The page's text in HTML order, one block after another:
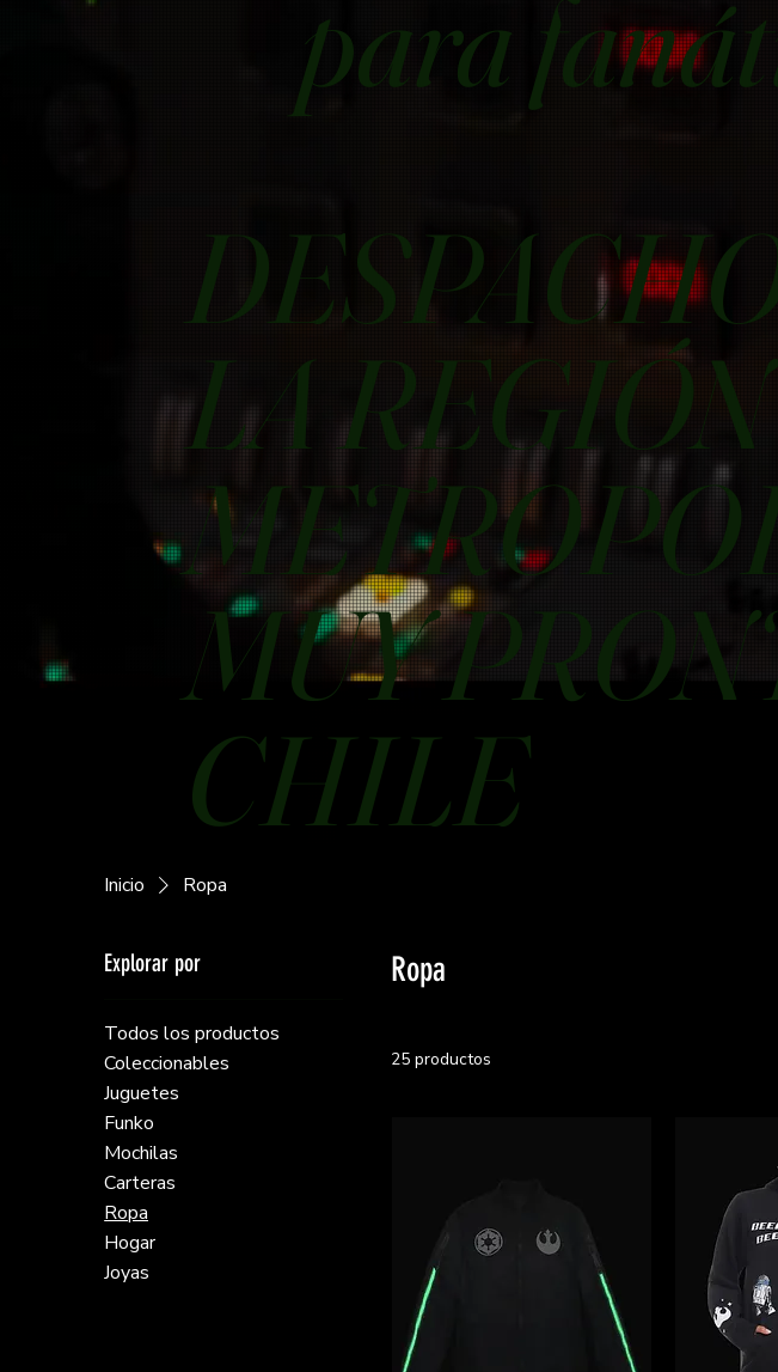
para
LA REGIÓN
MUY
CHILE
Inicio Ropa
Explorar por
Todos los productos
Coleccionables
Juguetes
Funko
Mochilas
Carteras
Ropa
Hogar
Joyas
Ropa
25 productos